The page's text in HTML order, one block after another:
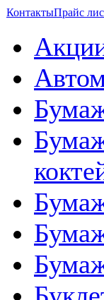
КонтактыПрайс